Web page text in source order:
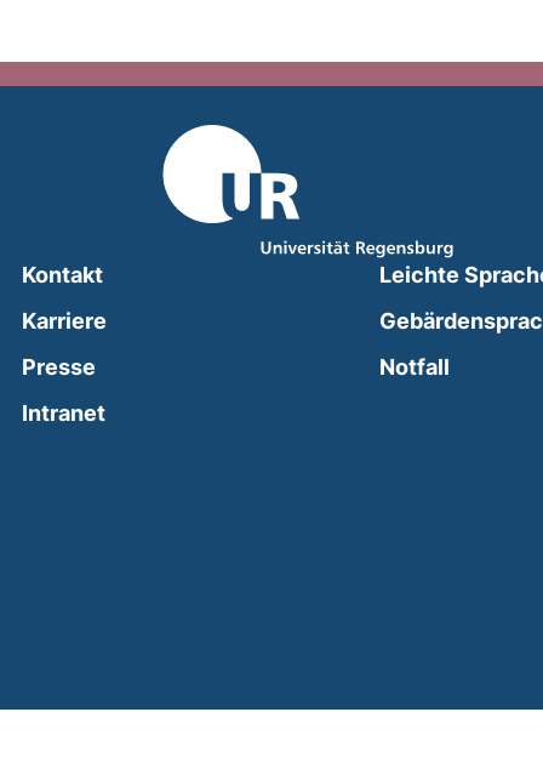
Kontakt
Karriere
Presse
Intranet(external link, opens in a new window)
Leichte
Notfall